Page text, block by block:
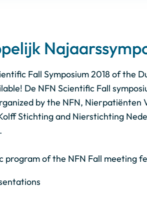
Fall Symposium 2018 of the
De NFN Scientific Fall
by the NFN, Nierpatiënten
Stichting and Nierstichting
program of the NFN Fall meeting